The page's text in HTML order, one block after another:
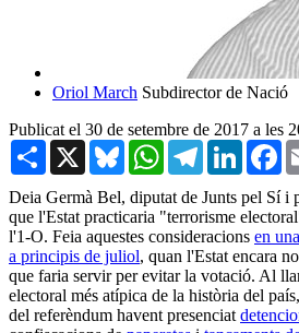
Oriol March Subdirector de Nació
Publicat el 30 de setembre de 2017 a les
Share X BlueskyWhatsAppTelegram
Deia Germà Bel, diputat de Junts pel Sí i
que l'Estat practicaria "terrorisme
l'1-O. Feia aquestes consideracions en
a principis de juliol, quan l'Estat encara
que faria servir per evitar la votació. Al
electoral més atípica de la història del
del referèndum havent presenciat